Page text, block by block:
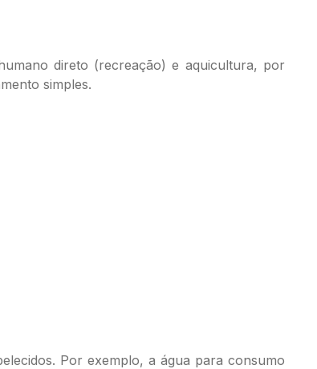
direto (recreação) e aquicultura, por
simples.
Por exemplo, a água para consumo